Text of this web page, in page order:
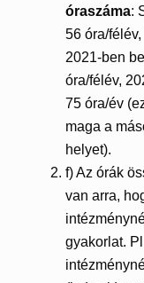
óraszáma:
56 óra/
2021-ben
óra/félév,
75 óra/év
maga a
helyet).
f) Az órák
van arra,
gyakorlat.